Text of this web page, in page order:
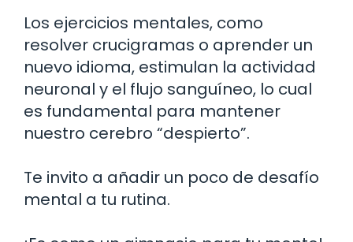
Los ejercicios mentales, como
resolver crucigramas o aprender un
nuevo idioma, estimulan la actividad
neuronal y el flujo sanguíneo, lo cual
es fundamental para mantener
nuestro cerebro “despierto”.
Te invito a añadir un poco de desafío
mental a tu rutina.